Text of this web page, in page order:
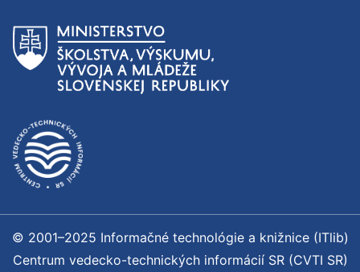
© 2001–2025 Informačné technológie a knižnice (ITlib)
Centrum vedecko-technických informácií SR (CVTI SR)